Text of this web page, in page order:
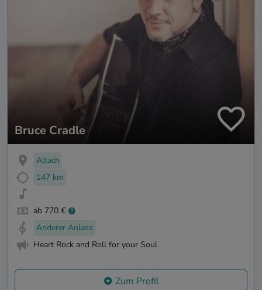
Bruce Cradle
Altach
147 km
ab 770 €
Anderer Anlass
Heart Rock and Roll for your Soul
Zum Profil